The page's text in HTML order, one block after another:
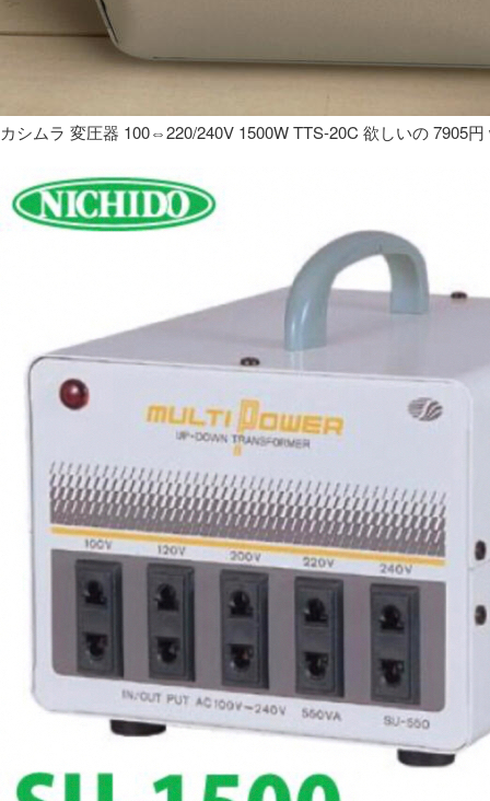
カシムラ 変圧器 100⇔220/240V 1500W TTS-20C 欲しいの 7905円